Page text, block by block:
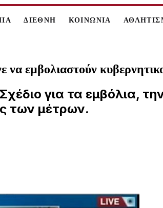
ΔΙΕΘΝΗ ΚΟΙΝΩΝΙΑ
εμβολιαστούν
για τα εμβόλια,
των μέτρων.